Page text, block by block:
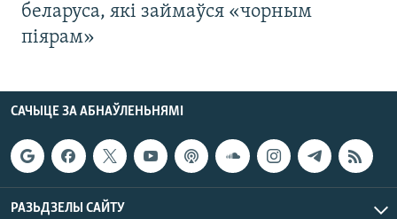
беларуса, які займаўся «чорным
піярам»
САЧЫЦЕ ЗА АБНАЎЛЕНЬНЯМІ
РАЗЬДЗЕЛЫ САЙТУ